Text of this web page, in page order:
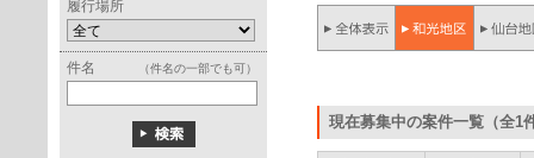
履行場所
件名 （件名の一部でも可）
現在募集中の案件一覧（全1